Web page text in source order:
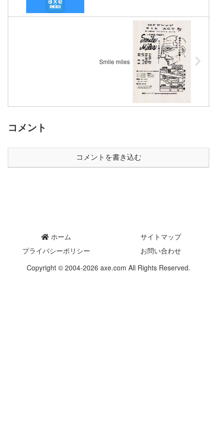
Smile miles
コメント
コメントを書き込む
ホーム
サイトマップ
プライバシーポリシー
お問い合わせ
Copyright © 2004-2026 axe.com All Rights Reserved.